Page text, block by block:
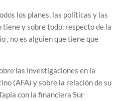
los planes, las políticas y las
y sobre todo, respecto de la
, no es alguien que tiene que
las investigaciones en la
(AFA) y sobre la relación de su
con la financiera Sur